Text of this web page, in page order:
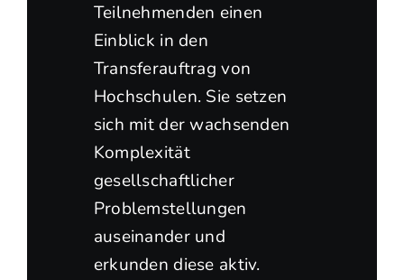
Teilnehmenden einen
Einblick in den
Transferauftrag von
Hochschulen. Sie setzen
sich mit der wachsenden
Komplexität
gesellschaftlicher
Problemstellungen
auseinander und
erkunden diese aktiv.